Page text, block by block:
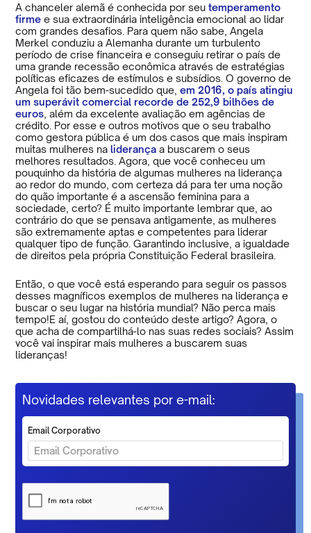
A chanceler alemã é conhecida por seutemperamento
firme e sua extraordinária inteligência emocional ao lidar
com grandes desafios. Para quem não sabe, Angela
Merkel conduziu a Alemanha durante um turbulento
período de crise financeira e conseguiu retirar o país de
uma grande recessão econômica através de estratégias
políticas eficazes de estímulos e subsídios. O governo de
Angela foi tão bem-sucedido que,em 2016, o país atingiu
um superávit comercial recorde de 252,9 bilhões de
euros , além da excelente avaliação em agências de
crédito. Por esse e outros motivos que o seu trabalho
como gestora pública é um dos casos que mais inspiram
muitas mulheres naliderança a buscarem o seus
melhores resultados. Agora, que você conheceu um
pouquinho da história de algumas mulheres na liderança
ao redor do mundo, com certeza dá para ter uma noção
do quão importante é a ascensão feminina para a
sociedade, certo? É muito importante lembrar que, ao
contrário do que se pensava antigamente, as mulheres
são extremamente aptas e competentes para liderar
qualquer tipo de função. Garantindo inclusive, a igualdade
de direitos pela própria Constituição Federal brasileira.
Então, o que você está esperando para seguir os passos
desses magníficos exemplos de mulheres na liderança e
buscar o seu lugar na história mundial? Não perca mais
tempo!E aí, gostou do conteúdo deste artigo? Agora, o
que acha de compartilhá-lo nas suas redes sociais? Assim
você vai inspirar mais mulheres a buscarem suas
lideranças!
Novidades relevantes por e-mail:
Email Corporativo